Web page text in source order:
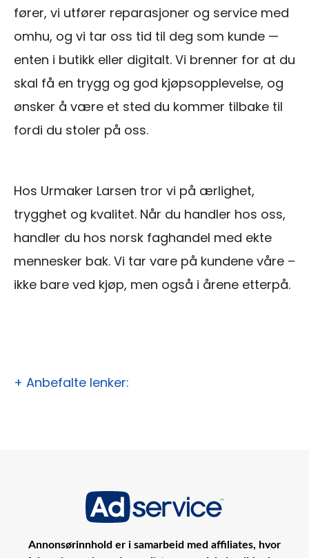
fører, vi utfører reparasjoner og service med
omhu, og vi tar oss tid til deg som kunde —
enten i butikk eller digitalt. Vi brenner for at du
skal få en trygg og god kjøpsopplevelse, og
ønsker å være et sted du kommer tilbake til
fordi du stoler på oss.
Hos Urmaker Larsen tror vi på ærlighet,
trygghet og kvalitet. Når du handler hos oss,
handler du hos norsk faghandel med ekte
mennesker bak. Vi tar vare på kundene våre –
ikke bare ved kjøp, men også i årene etterpå.
+ Anbefalte lenker:
Annonsørinnhold er i samarbeid med affiliates, hvor